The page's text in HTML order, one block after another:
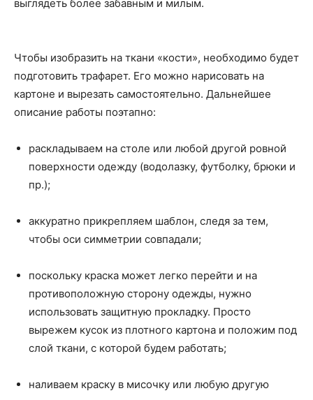
выглядеть более забавным и милым.
Чтобы изобразить на ткани «кости», необходимо будет
подготовить трафарет. Его можно нарисовать на
картоне и вырезать самостоятельно. Дальнейшее
описание работы поэтапно:
раскладываем на столе или любой другой ровной
поверхности одежду (водолазку, футболку, брюки и
пр.);
аккуратно прикрепляем шаблон, следя за тем,
чтобы оси симметрии совпадали;
поскольку краска может легко перейти и на
противоположную сторону одежды, нужно
использовать защитную прокладку. Просто
вырежем кусок из плотного картона и положим под
слой ткани, с которой будем работать;
наливаем краску в мисочку или любую другую